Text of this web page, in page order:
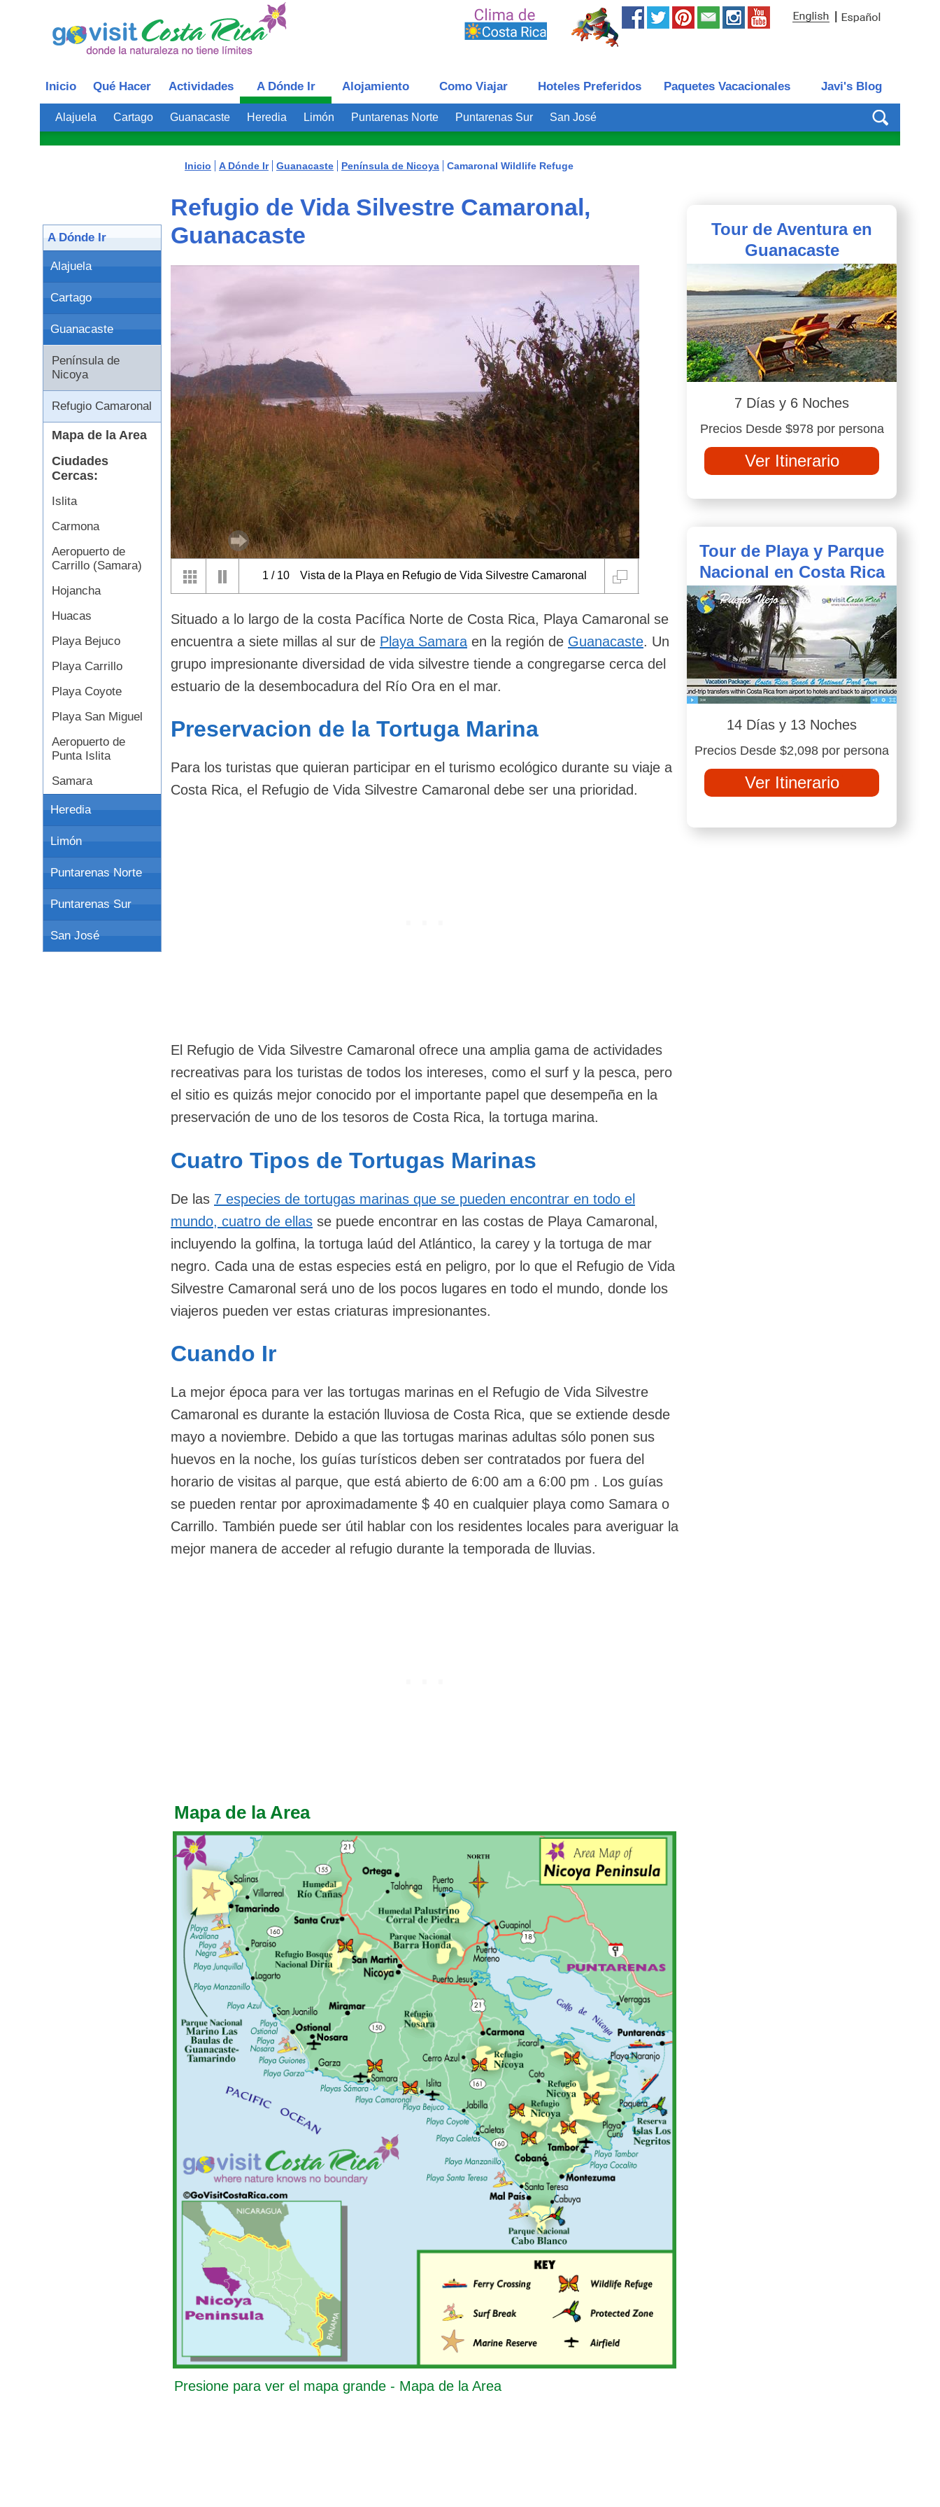
Inicio Qué Hacer Actividades A Dónde Ir Alojamiento Como Viajar Hoteles Preferidos Paquetes Vacacionales Javi's Blog
Alajuela Cartago Guanacaste Heredia Limón Puntarenas Norte Puntarenas Sur San José
A Dónde Ir
Alajuela
Cartago
Guanacaste
Península de
Nicoya
Refugio Camaronal
Mapa de la Area
Ciudades
Cercas:
Islita
Carmona
Aeropuerto de
Carrillo (Samara)
Hojancha
Huacas
Playa Bejuco
Playa Carrillo
Playa Coyote
Playa San Miguel
Aeropuerto de
Punta Islita
Samara
Heredia
Limón
Puntarenas Norte
Puntarenas Sur
San José
Inicio A Dónde Ir Guanacaste Península de Nicoya Camaronal Wildlife Refuge
Refugio de Vida Silvestre Camaronal,
Guanacaste
1 / 10 Vista de la Playa en Refugio de Vida Silvestre Camaronal
Situado a lo largo de la costa Pacífica Norte de Costa Rica, Playa Camaronal se
encuentra a siete millas al sur de Playa Samara en la región de Guanacaste. Un
grupo impresionante diversidad de vida silvestre tiende a congregarse cerca del
estuario de la desembocadura del Río Ora en el mar.
Preservacion de la Tortuga Marina
Para los turistas que quieran participar en el turismo ecológico durante su viaje a
Costa Rica, el Refugio de Vida Silvestre Camaronal debe ser una prioridad.
El Refugio de Vida Silvestre Camaronal ofrece una amplia gama de actividades
recreativas para los turistas de todos los intereses, como el surf y la pesca, pero
el sitio es quizás mejor conocido por el importante papel que desempeña en la
preservación de uno de los tesoros de Costa Rica, la tortuga marina.
Cuatro Tipos de Tortugas Marinas
De las 7 especies de tortugas marinas que se pueden encontrar en todo el
mundo, cuatro de ellas se puede encontrar en las costas de Playa Camaronal,
incluyendo la golfina, la tortuga laúd del Atlántico, la carey y la tortuga de mar
negro. Cada una de estas especies está en peligro, por lo que el Refugio de Vida
Silvestre Camaronal será uno de los pocos lugares en todo el mundo, donde los
viajeros pueden ver estas criaturas impresionantes.
Cuando Ir
La mejor época para ver las tortugas marinas en el Refugio de Vida Silvestre
Camaronal es durante la estación lluviosa de Costa Rica, que se extiende desde
mayo a noviembre. Debido a que las tortugas marinas adultas sólo ponen sus
huevos en la noche, los guías turísticos deben ser contratados por fuera del
horario de visitas al parque, que está abierto de 6:00 am a 6:00 pm . Los guías
se pueden rentar por aproximadamente $ 40 en cualquier playa como Samara o
Carrillo. También puede ser útil hablar con los residentes locales para averiguar la
mejor manera de acceder al refugio durante la temporada de lluvias.
Mapa de la Area
Presione para ver el mapa grande - Mapa de la Area
Tour de Aventura en
Guanacaste
7 Días y 6 Noches
Precios Desde $978 por persona
Ver Itinerario
Tour de Playa y Parque
Nacional en Costa Rica
14 Días y 13 Noches
Precios Desde $2,098 por persona
Ver Itinerario